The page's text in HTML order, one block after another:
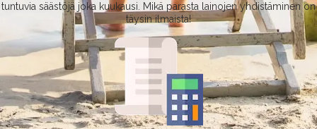
tuntuvia säästöjä joka kuukausi. Mikä parasta lainojen yhdistäminen on
täysin ilmaista!